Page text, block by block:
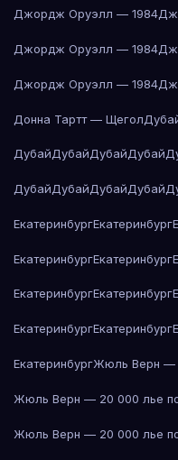
Джордж Оруэлл — 1984
Джордж Оруэлл — 1984
Джордж Оруэлл — 1984
Донна Тартт — Щегол
ДубайДубайДубайДубай
ДубайДубайДубайДубай
ЕкатеринбургЕкатеринбург
ЕкатеринбургЕкатеринбург
ЕкатеринбургЕкатеринбург
ЕкатеринбургЕкатеринбург
ЕкатеринбургЖюль Верн —
Жюль Верн — 20 000 лье
Жюль Верн — 20 000 лье